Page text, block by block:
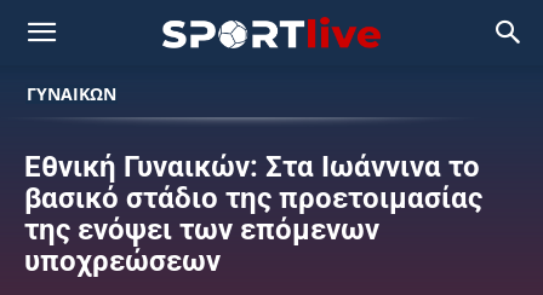
ΓΥΝΑΙΚΩΝ
Εθνική Γυναικών: Στα Ιωάννινα το
βασικό στάδιο της προετοιμασίας
της ενόψει των επόμενων
υποχρεώσεων